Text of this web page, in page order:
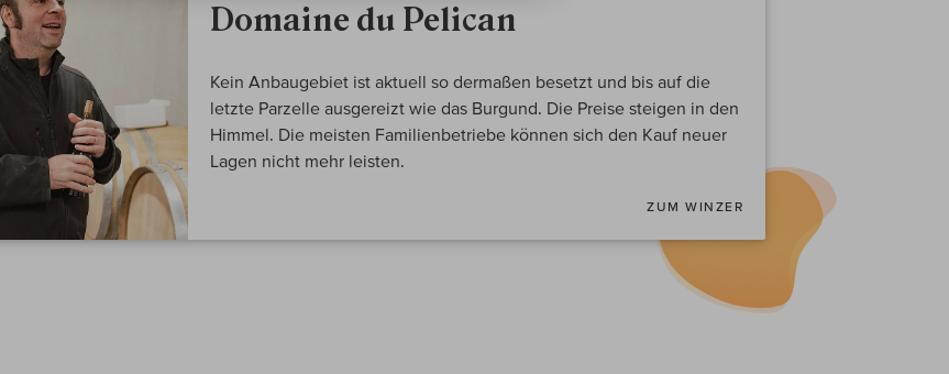
Domaine du Pelican
Kein Anbaugebiet ist aktuell so dermaßen besetzt und bis auf die
letzte Parzelle ausgereizt wie das Burgund. Die Preise steigen in den
Himmel. Die meisten Familienbetriebe können sich den Kauf neuer
Lagen nicht mehr leisten.
ZUM WINZER